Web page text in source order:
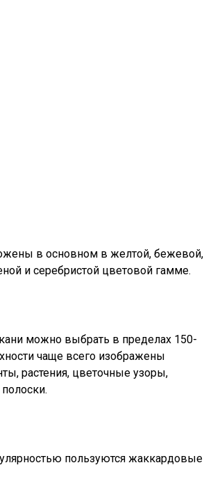
в основном в желтой, бежевой,
и серебристой цветовой гамме.
можно выбрать в пределах 150-
чаще всего изображены
растения, цветочные узоры,
пользуются жаккардовые